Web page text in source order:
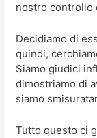
nostro controllo
Decidiamo di
quindi,
Siamo giudici
dimostriamo di
siamo
Tutto questo ci